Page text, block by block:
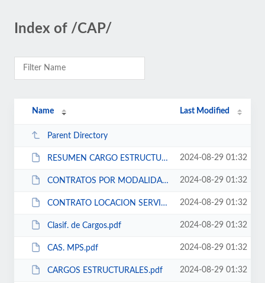
Index of /CAP/
Name Last Modified
Parent Directory
RESUMEN CARGO ESTRUCTURAL.pdf 2024-08-29 01:32
CONTRATOS POR MODALIDAD DE SERVICIOS.pdf 2024-08-29 01:32
CONTRATO LOCACION SERVICIOS.pdf 2024-08-29 01:32
Clasif. de Cargos.pdf 2024-08-29 01:32
CAS. MPS.pdf 2024-08-29 01:32
CARGOS ESTRUCTURALES.pdf 2024-08-29 01:32